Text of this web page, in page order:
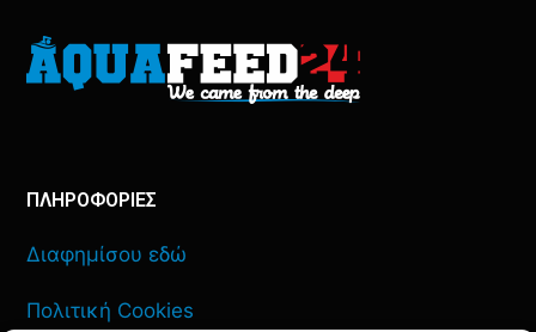
ΠΛΗΡΟΦΟΡΙΕΣ
Διαφημίσου εδώ
Πολιτική Cookies